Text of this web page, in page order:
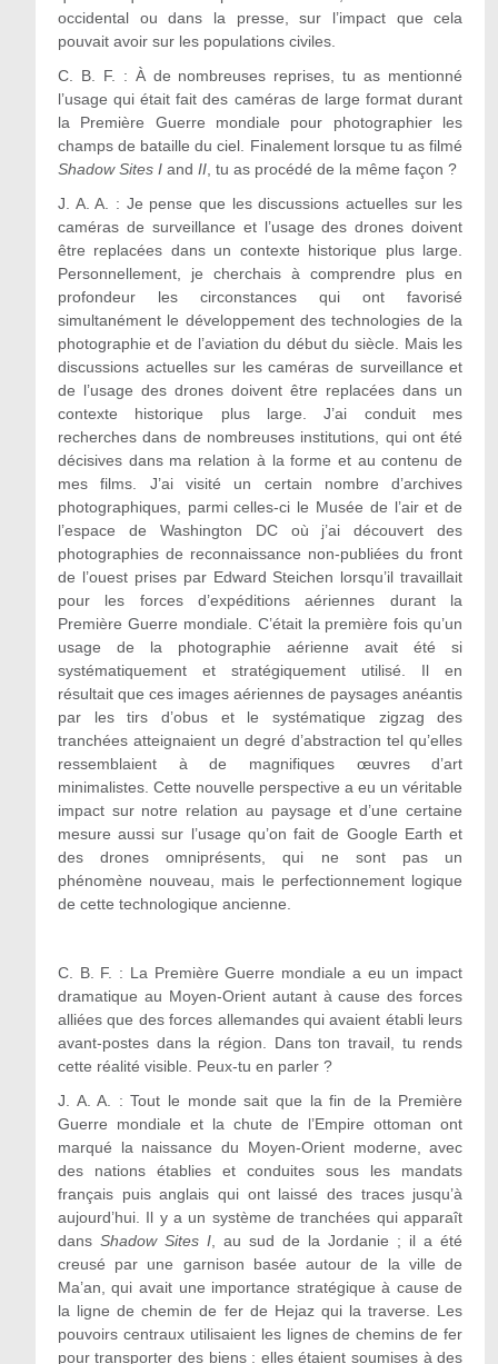
occidental ou dans la presse, sur l’impact que cela
pouvait avoir sur les populations civiles.
C. B. F. : À de nombreuses reprises, tu as mentionné
l’usage qui était fait des caméras de large format durant
la Première Guerre mondiale pour photographier les
champs de bataille du ciel. Finalement lorsque tu as filmé
Shadow Sites Iand II, tu as procédé de la même façon ?
J. A. A. : Je pense que les discussions actuelles sur les
caméras de surveillance et l’usage des drones doivent
être replacées dans un contexte historique plus large.
Personnellement, je cherchais à comprendre plus en
profondeur les circonstances qui ont favorisé
simultanément le développement des technologies de la
photographie et de l’aviation du début du siècle. Mais les
discussions actuelles sur les caméras de surveillance et
de l’usage des drones doivent être replacées dans un
contexte historique plus large. J’ai conduit mes
recherches dans de nombreuses institutions, qui ont été
décisives dans ma relation à la forme et au contenu de
mes films. J’ai visité un certain nombre d’archives
photographiques, parmi celles-ci le Musée de l’air et de
l’espace de Washington DC où j’ai découvert des
photographies de reconnaissance non-publiées du front
de l’ouest prises par Edward Steichen lorsqu’il travaillait
pour les forces d’expéditions aériennes durant la
Première Guerre mondiale. C’était la première fois qu’un
usage de la photographie aérienne avait été si
systématiquement et stratégiquement utilisé. Il en
résultait que ces images aériennes de paysages anéantis
par les tirs d’obus et le systématique zigzag des
tranchées atteignaient un degré d’abstraction tel qu’elles
ressemblaient à de magnifiques œuvres d’art
minimalistes. Cette nouvelle perspective a eu un véritable
impact sur notre relation au paysage et d’une certaine
mesure aussi sur l’usage qu’on fait de Google Earth et
des drones omniprésents, qui ne sont pas un
phénomène nouveau, mais le perfectionnement logique
de cette technologique ancienne.
C. B. F. : La Première Guerre mondiale a eu un impact
dramatique au Moyen-Orient autant à cause des forces
alliées que des forces allemandes qui avaient établi leurs
avant-postes dans la région. Dans ton travail, tu rends
cette réalité visible. Peux-tu en parler ?
J. A. A. : Tout le monde sait que la fin de la Première
Guerre mondiale et la chute de l’Empire ottoman ont
marqué la naissance du Moyen-Orient moderne, avec
des nations établies et conduites sous les mandats
français puis anglais qui ont laissé des traces jusqu’à
aujourd’hui. Il y a un système de tranchées qui apparaît
dans Shadow Sites I , au sud de la Jordanie ; il a été
creusé par une garnison basée autour de la ville de
Ma’an, qui avait une importance stratégique à cause de
la ligne de chemin de fer de Hejaz qui la traverse. Les
pouvoirs centraux utilisaient les lignes de chemins de fer
pour transporter des biens : elles étaient soumises à des